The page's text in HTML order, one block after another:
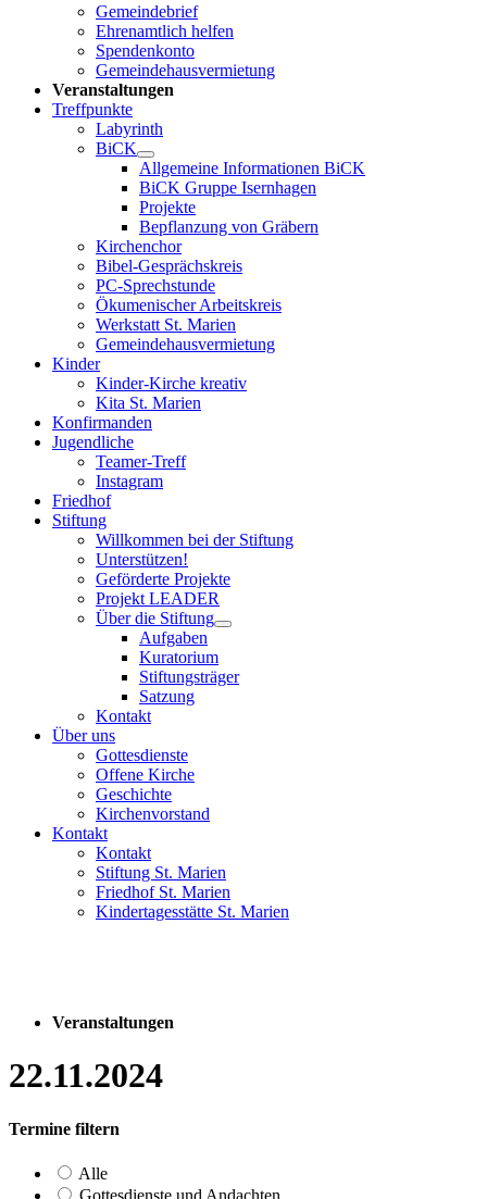
Gemeindebrief
Ehrenamtlich helfen
Spendenkonto
Gemeindehausvermietung
Veranstaltungen
Treffpunkte
Labyrinth
BiCK
Allgemeine Informationen BiCK
BiCK Gruppe Isernhagen
Projekte
Bepflanzung von Gräbern
Kirchenchor
Bibel-Gesprächskreis
PC-Sprechstunde
Ökumenischer Arbeitskreis
Werkstatt St. Marien
Gemeindehausvermietung
Kinder
Kinder-Kirche kreativ
Kita St. Marien
Konfirmanden
Jugendliche
Teamer-Treff
Instagram
Friedhof
Stiftung
Willkommen bei der Stiftung
Unterstützen!
Geförderte Projekte
Projekt LEADER
Über die Stiftung
Aufgaben
Kuratorium
Stiftungsträger
Satzung
Kontakt
Über uns
Gottesdienste
Offene Kirche
Geschichte
Kirchenvorstand
Kontakt
Kontakt
Stiftung St. Marien
Friedhof St. Marien
Kindertagesstätte St. Marien
Veranstaltungen
22.11.2024
Termine filtern
Alle